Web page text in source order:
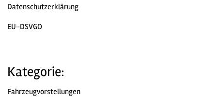
Datenschutzerklärung
EU-DSVGO
Kategorie:
Fahrzeugvorstellungen